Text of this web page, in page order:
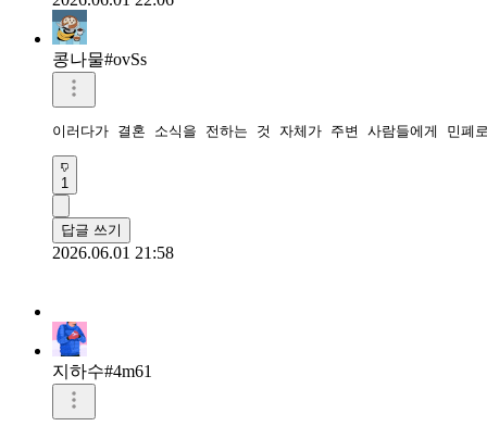
콩나물#ovSs
이러다가 결혼 소식을 전하는 것 자체가 주변 사람들에게 민
1
답글 쓰기
2026.06.01 21:58
지하수#4m61